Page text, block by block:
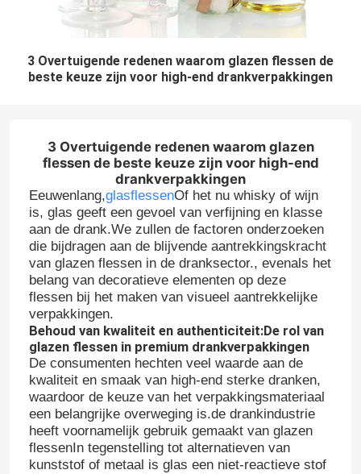
3 Overtuigende redenen waarom glazen flessen de
beste keuze zijn voor high-end drankverpakkingen
3 Overtuigende redenen waarom glazen
flessen de beste keuze zijn voor high-end
drankverpakkingen
Eeuwenlang,glasflessenOf het nu whisky of wijn
is, glas geeft een gevoel van verfijning en klasse
aan de drank.We zullen de factoren onderzoeken
die bijdragen aan de blijvende aantrekkingskracht
van glazen flessen in de dranksector., evenals het
belang van decoratieve elementen op deze
flessen bij het maken van visueel aantrekkelijke
verpakkingen.
Behoud van kwaliteit en authenticiteit:De rol van
glazen flessen in premium drankverpakkingen
De consumenten hechten veel waarde aan de
kwaliteit en smaak van high-end sterke dranken,
waardoor de keuze van het verpakkingsmateriaal
een belangrijke overweging is.de drankindustrie
heeft voornamelijk gebruik gemaakt van glazen
flessenIn tegenstelling tot alternatieven van
kunststof of metaal is glas een niet-reactieve stof